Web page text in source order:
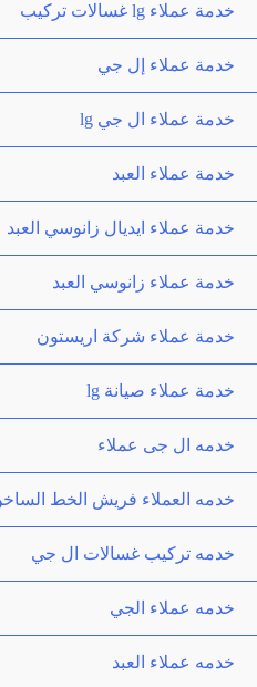
خدمة عملاء lg غسالات تركيب
خدمة عملاء إل جي
خدمة عملاء ال جي lg
خدمة عملاء العبد
خدمة عملاء ايديال زانوسي العبد
خدمة عملاء زانوسي العبد
خدمة عملاء شركة اريستون
خدمة عملاء صيانة lg
خدمه ال جى عملاء
خدمه العملاء فريش الخط الساخن
خدمه تركيب غسالات ال جي
خدمه عملاء الجي
خدمه عملاء العبد